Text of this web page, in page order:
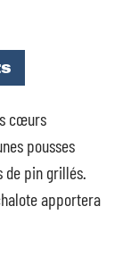
cœurs
pousses
de pin grillés.
apportera